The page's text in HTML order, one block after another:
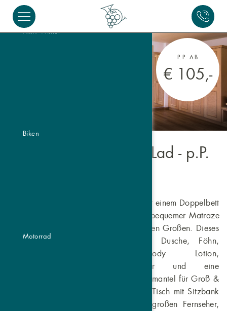
Aktiv Winter
Biken
Motorrad
P.P. AB
€ 105,-
Familienzimmer Piz Lad - p.P.
Das Familienzimmer “Piz Lad” bietet mit einem Doppelbett
und einem vollwertigen Schlafsofa mit bequemer Matraze
Platz für alle, von den Kleinen bis zu den Großen. Dieses
Zimmer hate ein Badezimmer mit Dusche, Föhn,
Shampoo, Conditioner, Body Lotion,
Damenhygieneprodukte, Handtücher und eine
Wellnesstasche mit Pantoffeln und Bademantel für Groß &
Klein. Zusätzlich verfügt es über einen Tisch mit Sitzbank
oder Schreibtisch, Garderobe, einen großen Fernseher,